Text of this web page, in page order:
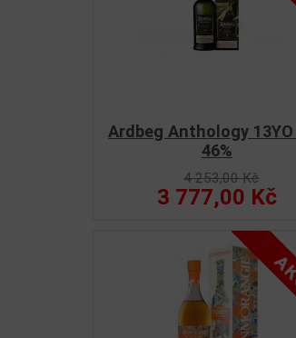
Ardbeg Anthology 13YO
46%
4 253,00 Kč
3 777,00 Kč